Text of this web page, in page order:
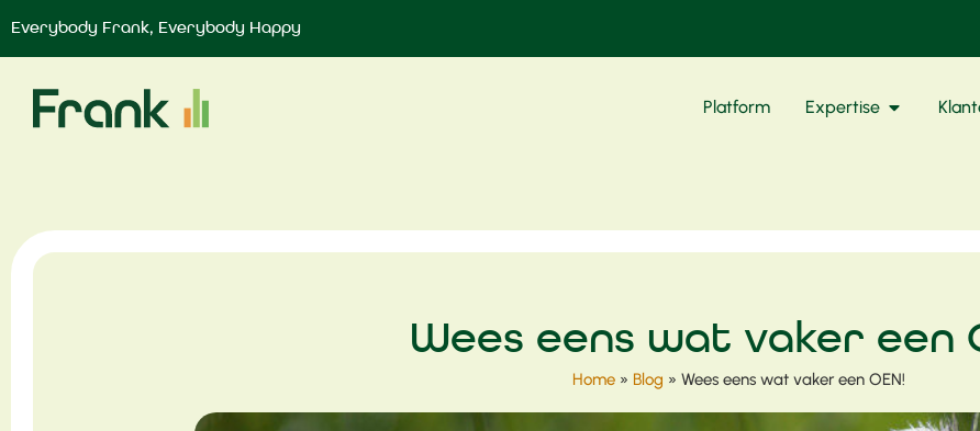
Everybody Frank, Everybody Happy
Platform Expertise
Wees eens wat vaker een
Home» Blog » Wees eens wat vaker een OEN!